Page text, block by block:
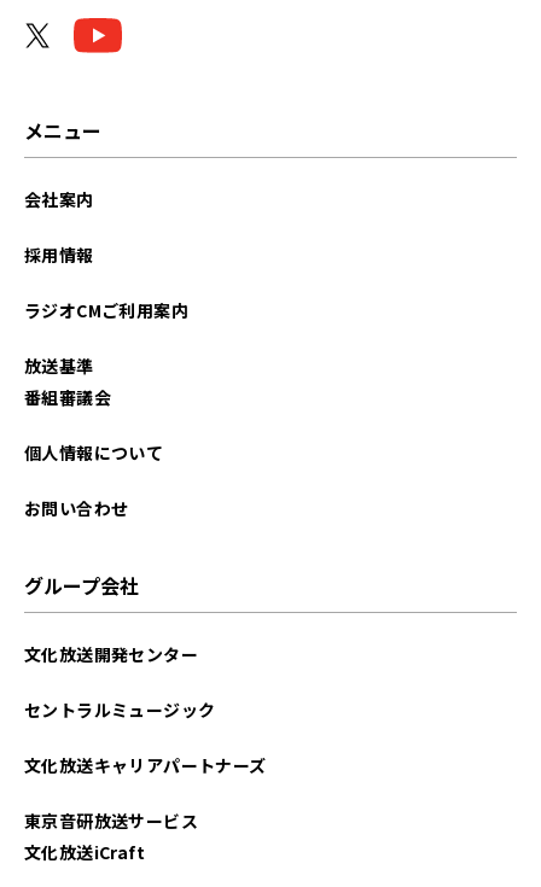
メニュー
会社案内
採用情報
ラジオCMご利用案内
放送基準
番組審議会
個人情報について
お問い合わせ
グループ会社
文化放送開発センター
セントラルミュージック
文化放送キャリアパートナーズ
東京音研放送サービス
文化放送iCraft